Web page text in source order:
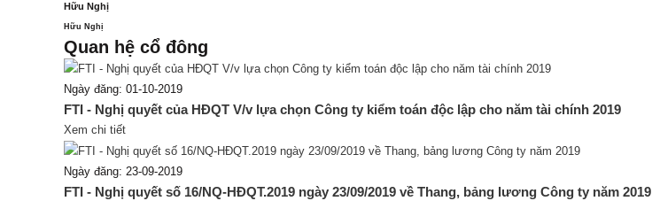
Hữu Nghị
Hữu Nghị
Quan hệ cổ đông
Ngày đăng: 01-10-2019
FTI - Nghị quyết của HĐQT V/v lựa chọn Công ty kiểm toán độc lập cho năm tài chính 2019
Xem chi tiết
Ngày đăng: 23-09-2019
FTI - Nghị quyết số 16/NQ-HĐQT.2019 ngày 23/09/2019 về Thang, bảng lương Công ty năm 2019